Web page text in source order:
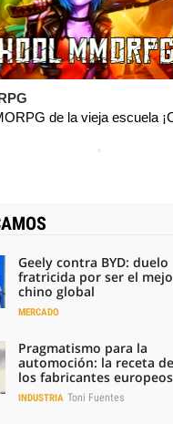
de la vieja escuela
Geely contra BYD: duelo
fratricida por ser el
chino global
MERCADO
Pragmatismo para la
automoción: la receta de
los fabricantes europeos
INDUSTRIA Toni Fuentes